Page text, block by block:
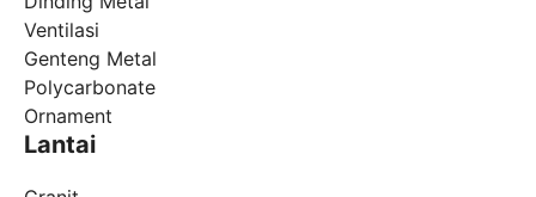
Ventilasi
Genteng Metal
Polycarbonate
Ornament
Lantai